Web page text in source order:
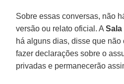
Sobre essas conversas, não
versão ou relato oficial. ASala
há alguns dias, disse que não
fazer declarações sobre o
privadas e permanecerão